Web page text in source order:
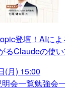
登壇！AIに
るClaudeの使
(月) 15:00
会一覧勉強会